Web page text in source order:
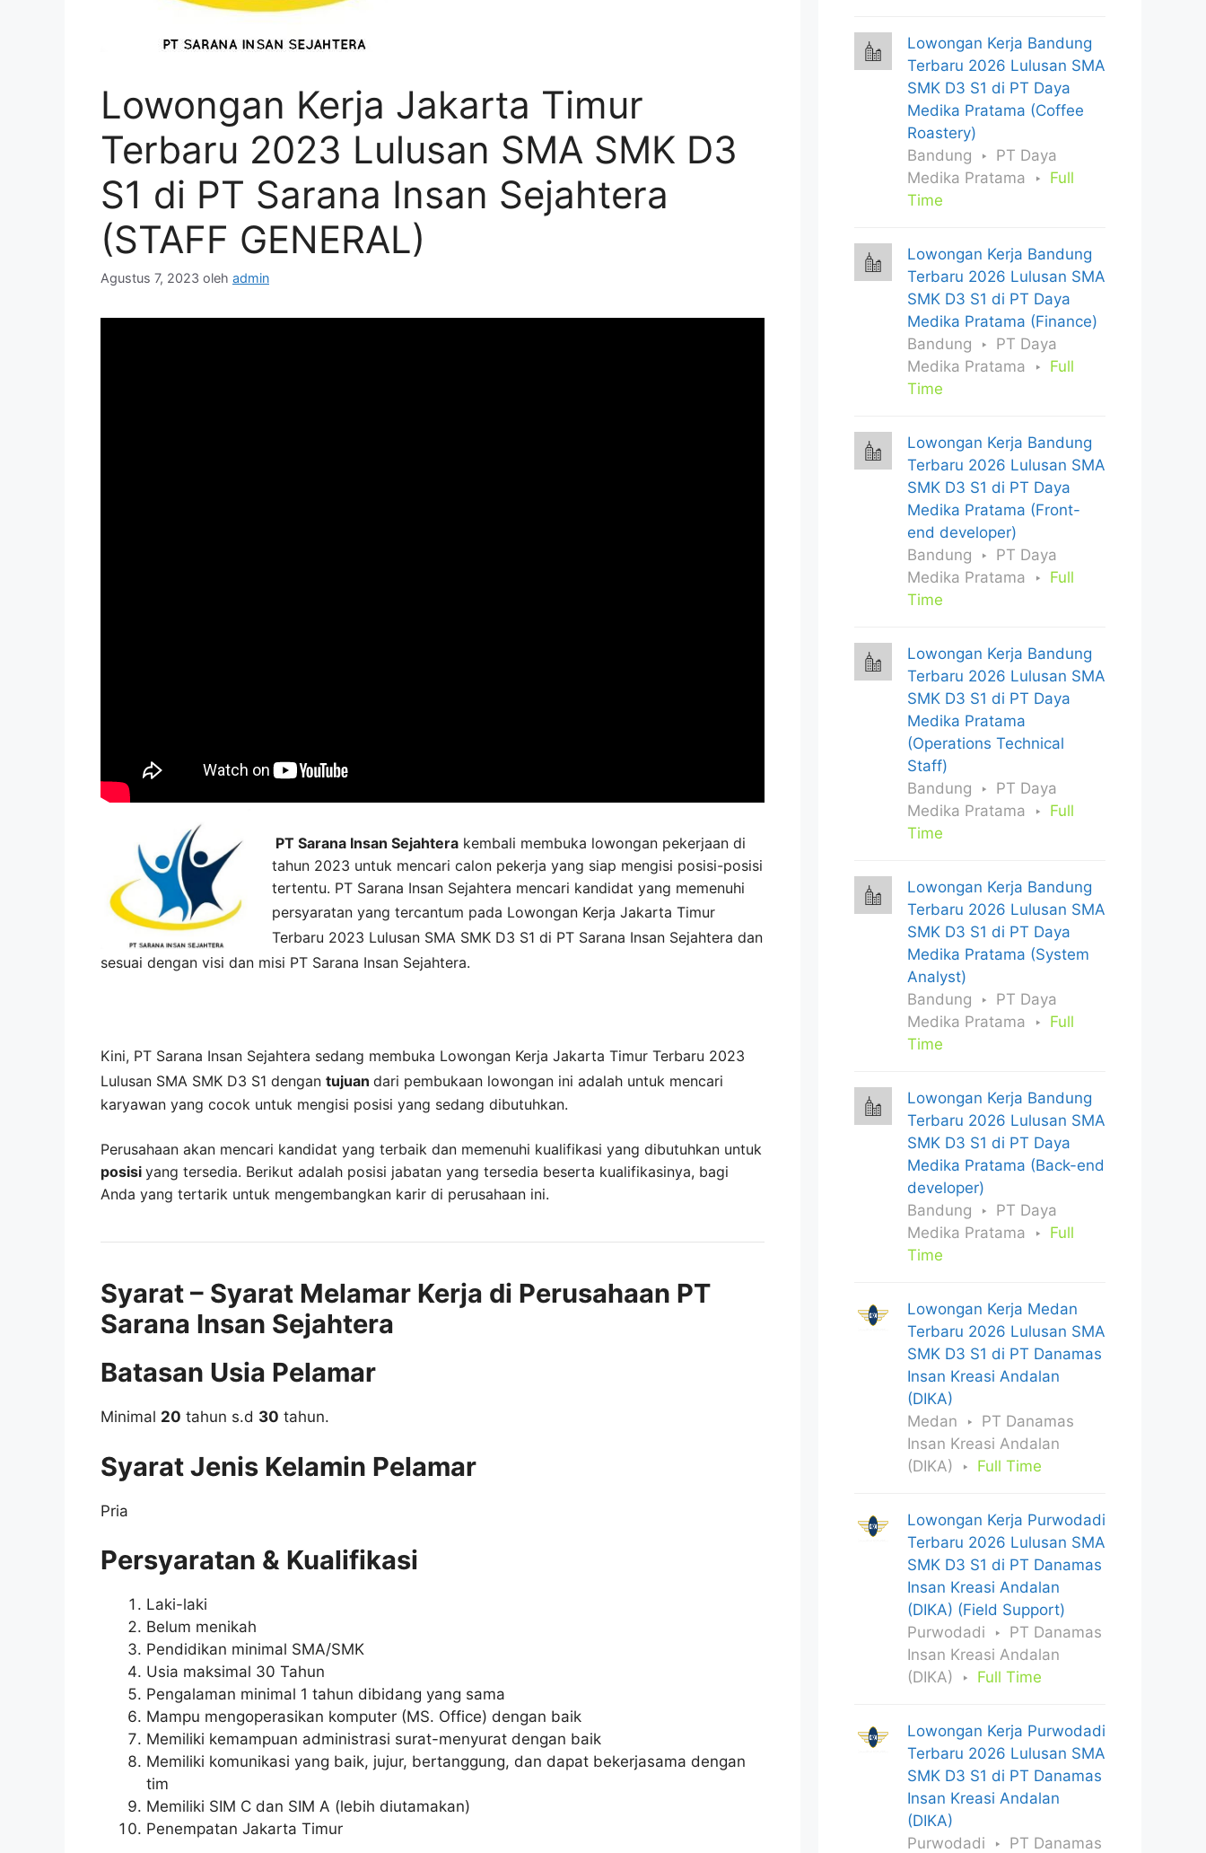
Lowongan Kerja Jakarta Timur
Terbaru 2023 Lulusan SMA SMK D3
S1 di PT Sarana Insan Sejahtera
(STAFF GENERAL)
Agustus 7, 2023 oleh admin
PT Sarana Insan Sejahtera kembali membuka lowongan pekerjaan di
tahun 2023 untuk mencari calon pekerja yang siap mengisi posisi-posisi
tertentu. PT Sarana Insan Sejahtera mencari kandidat yang memenuhi
persyaratan yang tercantum pada Lowongan Kerja Jakarta Timur
Terbaru 2023 Lulusan SMA SMK D3 S1 di PT Sarana Insan Sejahtera dan
sesuai dengan visi dan misi PT Sarana Insan Sejahtera.
Kini, PT Sarana Insan Sejahtera sedang membuka Lowongan Kerja Jakarta Timur Terbaru 2023
Lulusan SMA SMK D3 S1 dengan tujuan dari pembukaan lowongan ini adalah untuk mencari
karyawan yang cocok untuk mengisi posisi yang sedang dibutuhkan.
Perusahaan akan mencari kandidat yang terbaik dan memenuhi kualifikasi yang dibutuhkan untuk
posisi yang tersedia. Berikut adalah posisi jabatan yang tersedia beserta kualifikasinya, bagi
Anda yang tertarik untuk mengembangkan karir di perusahaan ini.
Syarat – Syarat Melamar Kerja di Perusahaan PT
Sarana Insan Sejahtera
Batasan Usia Pelamar
Minimal 20 tahun s.d 30 tahun.
Syarat Jenis Kelamin Pelamar
Pria
Persyaratan & Kualifikasi
Laki-laki
Belum menikah
Pendidikan minimal SMA/SMK
Usia maksimal 30 Tahun
Pengalaman minimal 1 tahun dibidang yang sama
Mampu mengoperasikan komputer (MS. Office) dengan baik
Memiliki kemampuan administrasi surat-menyurat dengan baik
Memiliki komunikasi yang baik, jujur, bertanggung, dan dapat bekerjasama dengan
tim
Memiliki SIM C dan SIM A (lebih diutamakan)
Penempatan Jakarta Timur
Lowongan Kerja Bandung
Terbaru 2026 Lulusan SMA
SMK D3 S1 di PT Daya
Medika Pratama (Coffee
Roastery)
Bandung
PT Daya
Medika Pratama
Full
Time
Lowongan Kerja Bandung
Terbaru 2026 Lulusan SMA
SMK D3 S1 di PT Daya
Medika Pratama (Finance)
Bandung
PT Daya
Medika Pratama
Full
Time
Lowongan Kerja Bandung
Terbaru 2026 Lulusan SMA
SMK D3 S1 di PT Daya
Medika Pratama (Front-
end developer)
Bandung
PT Daya
Medika Pratama
Full
Time
Lowongan Kerja Bandung
Terbaru 2026 Lulusan SMA
SMK D3 S1 di PT Daya
Medika Pratama
(Operations Technical
Staff)
Bandung
PT Daya
Medika Pratama
Full
Time
Lowongan Kerja Bandung
Terbaru 2026 Lulusan SMA
SMK D3 S1 di PT Daya
Medika Pratama (System
Analyst)
Bandung
PT Daya
Medika Pratama
Full
Time
Lowongan Kerja Bandung
Terbaru 2026 Lulusan SMA
SMK D3 S1 di PT Daya
Medika Pratama (Back-end
developer)
Bandung
PT Daya
Medika Pratama
Full
Time
Lowongan Kerja Medan
Terbaru 2026 Lulusan SMA
SMK D3 S1 di PT Danamas
Insan Kreasi Andalan
(DIKA)
Medan
PT Danamas
Insan Kreasi Andalan
(DIKA)
Full Time
Lowongan Kerja Purwodadi
Terbaru 2026 Lulusan SMA
SMK D3 S1 di PT Danamas
Insan Kreasi Andalan
(DIKA) (Field Support)
Purwodadi
PT Danamas
Insan Kreasi Andalan
(DIKA)
Full Time
Lowongan Kerja Purwodadi
Terbaru 2026 Lulusan SMA
SMK D3 S1 di PT Danamas
Insan Kreasi Andalan
(DIKA)
Purwodadi
PT Danamas